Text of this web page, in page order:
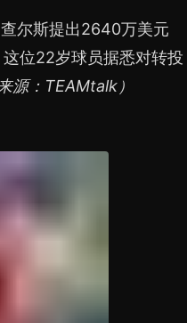
尔斯提出2640万美元
位22岁球员据悉对转投
源：TEAMtalk）